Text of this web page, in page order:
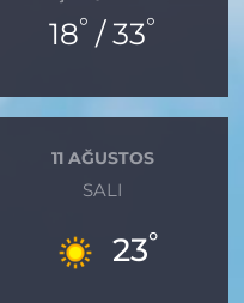
18° / 33°
11 AĞUSTOS
SALI
23°